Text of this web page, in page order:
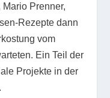
Mario Prenner,
Rezepte dann
vom
Ein Teil der
Projekte in der